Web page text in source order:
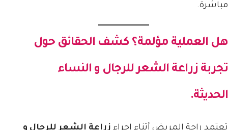
مباشرة.
هل العملية مؤلمة؟ كشف الحقائق حول
تجربة زراعة الشعر للرجال و النساء
الحديثة.
تعتمد راحة المريض أثناء إجراء زراعة الشعر للرجال و